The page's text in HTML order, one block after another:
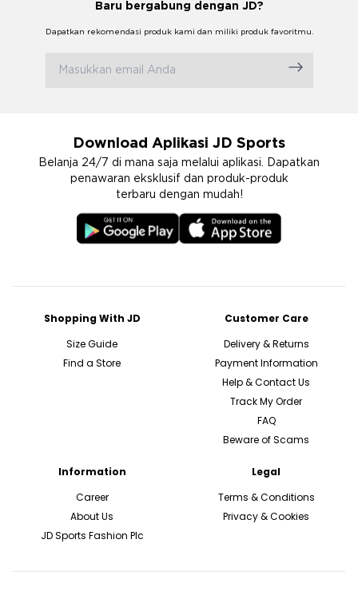
Baru bergabung dengan JD?
Dapatkan rekomendasi produk kami dan miliki produk favoritmu.
Download Aplikasi JD Sports
Belanja 24/7 di mana saja melalui aplikasi. Dapatkan
penawaran eksklusif dan produk-produk
terbaru dengan mudah!
Shopping With JD
Size Guide
Find a Store
Customer Care
Delivery & Returns
Payment Information
Help & Contact Us
Track My Order
FAQ
Beware of Scams
Information
Career
About Us
JD Sports Fashion Plc
Legal
Terms & Conditions
Privacy & Cookies